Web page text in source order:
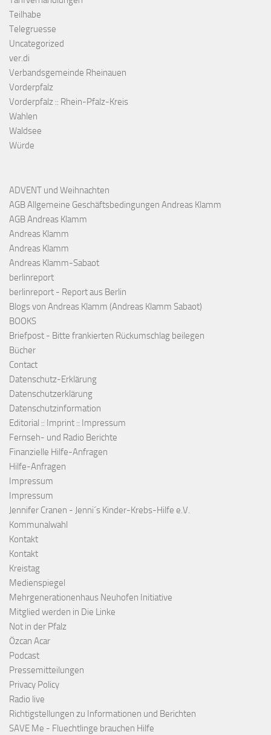
Teilhabe
Telegruesse
Uncategorized
ver.di
Verbandsgemeinde Rheinauen
Vorderpfalz
Vorderpfalz :: Rhein-Pfalz-Kreis
Wahlen
Waldsee
Würde
ADVENT und Weihnachten
AGB Allgemeine Geschäftsbedingungen Andreas Klamm
AGB Andreas Klamm
Andreas Klamm
Andreas Klamm
Andreas Klamm-Sabaot
berlinreport
berlinreport - Report aus Berlin
Blogs von Andreas Klamm (Andreas Klamm Sabaot)
BOOKS
Briefpost - Bitte frankierten Rückumschlag beilegen
Bücher
Contact
Datenschutz-Erklärung
Datenschutzerklärung
Datenschutzinformation
Editorial :: Imprint :: Impressum
Fernseh- und Radio Berichte
Finanzielle Hilfe-Anfragen
Hilfe-Anfragen
Impressum
Impressum
Jennifer Cranen - Jenni´s Kinder-Krebs-Hilfe e.V.
Kommunalwahl
Kontakt
Kontakt
Kreistag
Medienspiegel
Mehrgenerationenhaus Neuhofen Initiative
Mitglied werden in Die Linke
Not in der Pfalz
Özcan Acar
Podcast
Pressemitteilungen
Privacy Policy
Radio live
Richtigstellungen zu Informationen und Berichten
SAVE Me - Fluechtlinge brauchen Hilfe